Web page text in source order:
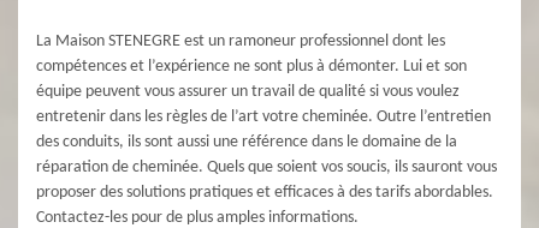
La Maison STENEGRE est un ramoneur professionnel dont les
compétences et l’expérience ne sont plus à démonter. Lui et son
équipe peuvent vous assurer un travail de qualité si vous voulez
entretenir dans les règles de l’art votre cheminée. Outre l’entretien
des conduits, ils sont aussi une référence dans le domaine de la
réparation de cheminée. Quels que soient vos soucis, ils sauront vous
proposer des solutions pratiques et efficaces à des tarifs abordables.
Contactez-les pour de plus amples informations.